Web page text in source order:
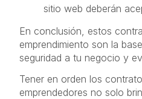
sitio web deberán
En conclusión, estos
emprendimiento son la
seguridad a tu negocio y
Tener en orden los
emprendedores no solo